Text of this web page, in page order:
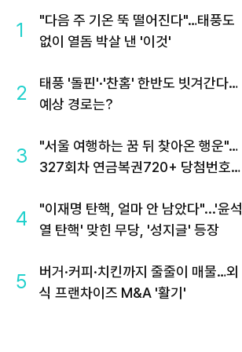
1
"다음 주 기온 뚝 떨어진다"…태풍도
없이 열돔 박살 낸 '이것'
2
태풍 '돌핀'·'찬홈' 한반도 빗겨간다…
예상 경로는?
3
"서울 여행하는 꿈 뒤 찾아온 행운"…
327회차 연금복권720+ 당첨번호조
4
"이재명 탄핵, 얼마 안 남았다"...'윤석
열 탄핵' 맞힌 무당, '성지글' 등장
5
버거·커피·치킨까지 줄줄이 매물…외
식 프랜차이즈 M&A '활기'